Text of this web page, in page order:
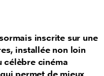
inscrite sur une
installée non loin
célèbre cinéma